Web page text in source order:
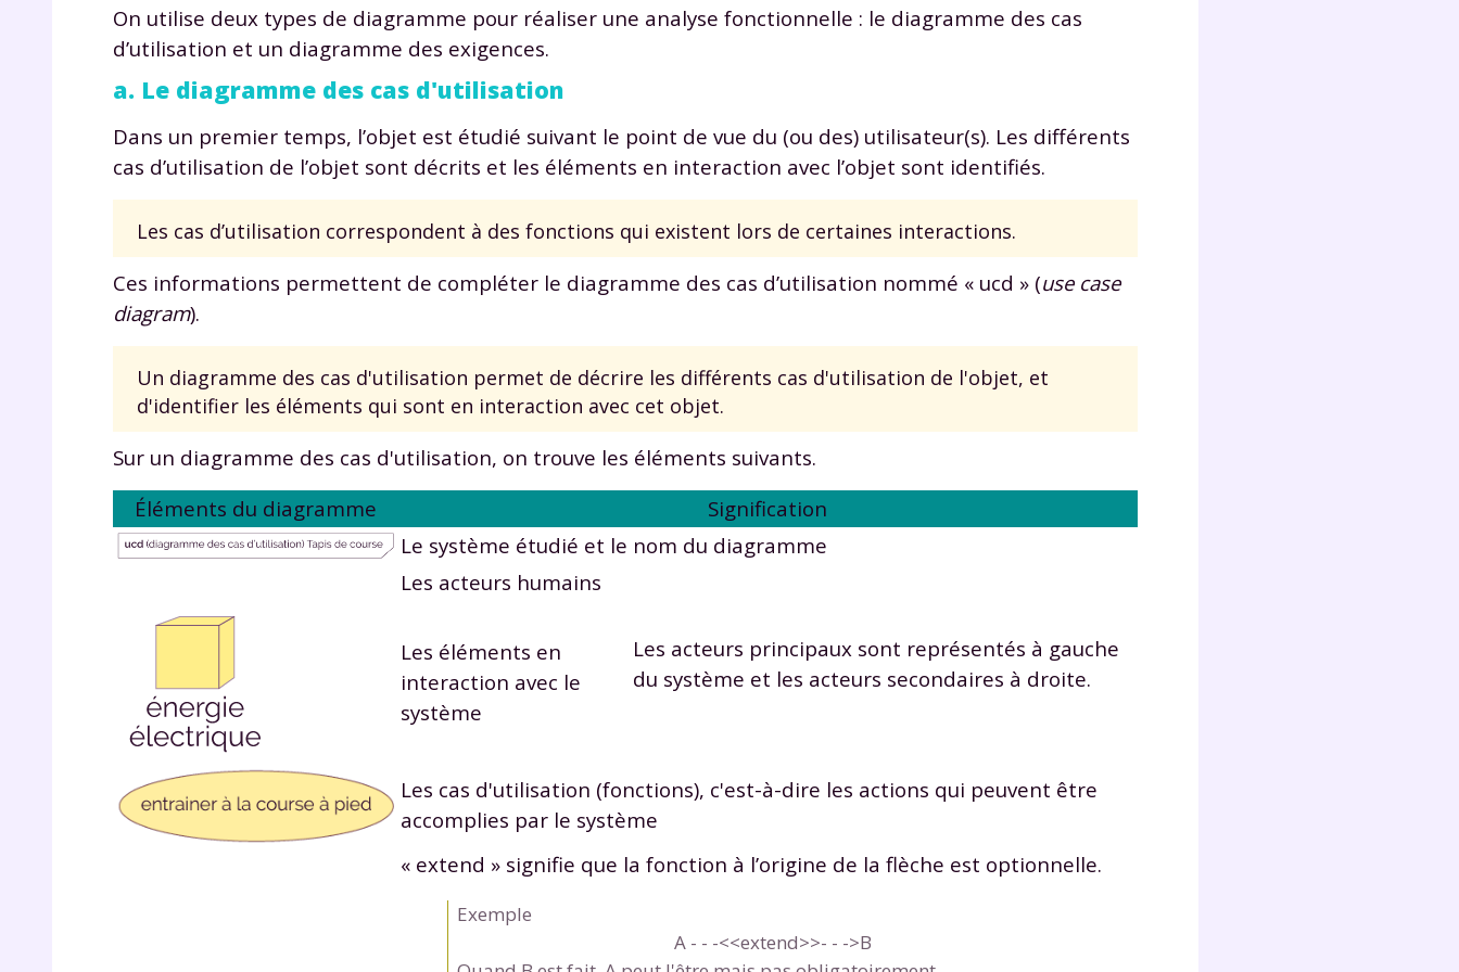
On utilise deux types de diagramme pour réaliser une analyse fonctionnelle : le diagramme des cas
d’utilisation et un diagramme des exigences.
a. Le diagramme des cas d'utilisation
Dans un premier temps, l’objet est étudié suivant le point de vue du (ou des) utilisateur(s). Les différents
cas d’utilisation de l’objet sont décrits et les éléments en interaction avec l’objet sont identifiés.
Les cas d’utilisation correspondent à des fonctions qui existent lors de certaines interactions.
Ces informations permettent de compléter le diagramme des cas d’utilisation nommé « ucd » (use case
diagram).
Un diagramme des cas d'utilisation permet de décrire les différents cas d'utilisation de l'objet, et
d'identifier les éléments qui sont en interaction avec cet objet.
Sur un diagramme des cas d'utilisation, on trouve les éléments suivants.
Éléments du diagramme
Signification
Le système étudié et le nom du diagramme
Les acteurs humains
Les acteurs principaux sont représentés à gauche
du système et les acteurs secondaires à droite.
Les éléments en
interaction avec le
système
Les cas d'utilisation (fonctions), c'est-à-dire les actions qui peuvent être
accomplies par le système
« extend » signifie que la fonction à l’origine de la flèche est optionnelle.
Exemple
A - - -<<extend>>- - ->B
de vos données personnelles et pour exercer vos droits, vous pouvez consulter
notre charte